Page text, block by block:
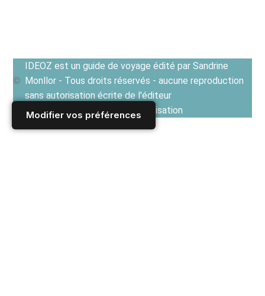
Modifier vos préférences
IDEOZ est un guide de voyage édité par Sandrine
Monllor - Tous droits réservés - aucune reproduction
sans autorisation écrite de l'éditeur
Voir les Conditions générales d'utilisation